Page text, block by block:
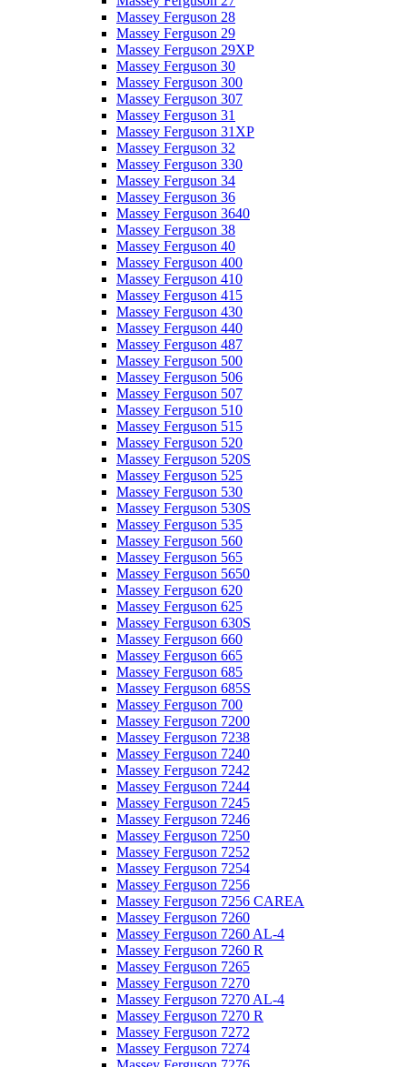
Massey Ferguson 28
Massey Ferguson 29
Massey Ferguson 29XP
Massey Ferguson 30
Massey Ferguson 300
Massey Ferguson 307
Massey Ferguson 31
Massey Ferguson 31XP
Massey Ferguson 32
Massey Ferguson 330
Massey Ferguson 34
Massey Ferguson 36
Massey Ferguson 3640
Massey Ferguson 38
Massey Ferguson 40
Massey Ferguson 400
Massey Ferguson 410
Massey Ferguson 415
Massey Ferguson 430
Massey Ferguson 440
Massey Ferguson 487
Massey Ferguson 500
Massey Ferguson 506
Massey Ferguson 507
Massey Ferguson 510
Massey Ferguson 515
Massey Ferguson 520
Massey Ferguson 520S
Massey Ferguson 525
Massey Ferguson 530
Massey Ferguson 530S
Massey Ferguson 535
Massey Ferguson 560
Massey Ferguson 565
Massey Ferguson 5650
Massey Ferguson 620
Massey Ferguson 625
Massey Ferguson 630S
Massey Ferguson 660
Massey Ferguson 665
Massey Ferguson 685
Massey Ferguson 685S
Massey Ferguson 700
Massey Ferguson 7200
Massey Ferguson 7238
Massey Ferguson 7240
Massey Ferguson 7242
Massey Ferguson 7244
Massey Ferguson 7245
Massey Ferguson 7246
Massey Ferguson 7250
Massey Ferguson 7252
Massey Ferguson 7254
Massey Ferguson 7256
Massey Ferguson 7256 CAREA
Massey Ferguson 7260
Massey Ferguson 7260 AL-4
Massey Ferguson 7260 R
Massey Ferguson 7265
Massey Ferguson 7270
Massey Ferguson 7270 AL-4
Massey Ferguson 7270 R
Massey Ferguson 7272
Massey Ferguson 7274